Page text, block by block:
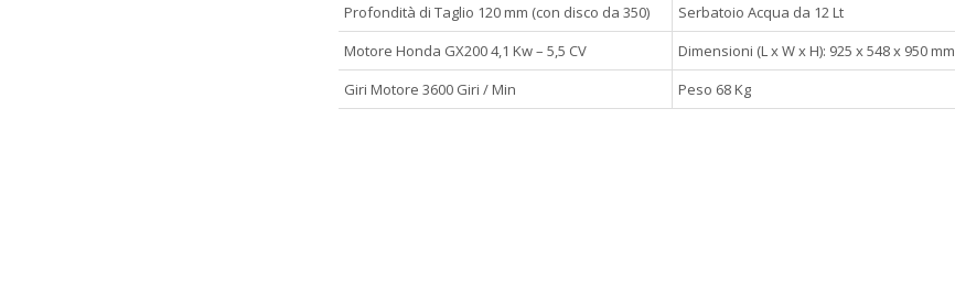
Profondità di Taglio 120 mm (con disco da 350)
Serbatoio Acqua da 12 Lt
Motore Honda GX200 4,1 Kw – 5,5 CV
Dimensioni (L x W x H): 925 x 548 x 950 mm
Giri Motore 3600 Giri / Min
Peso 68 Kg